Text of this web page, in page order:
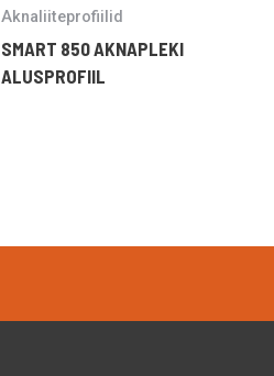
Aknaliiteprofiilid
SMART 850 AKNAPLEKI
ALUSPROFIIL